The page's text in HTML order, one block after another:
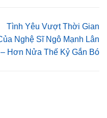
Tình Yêu Vượt Thời Gian
Nghệ Sĩ Ngô Mạnh Lân
– Hơn Nửa Thế Kỷ Gắn Bó